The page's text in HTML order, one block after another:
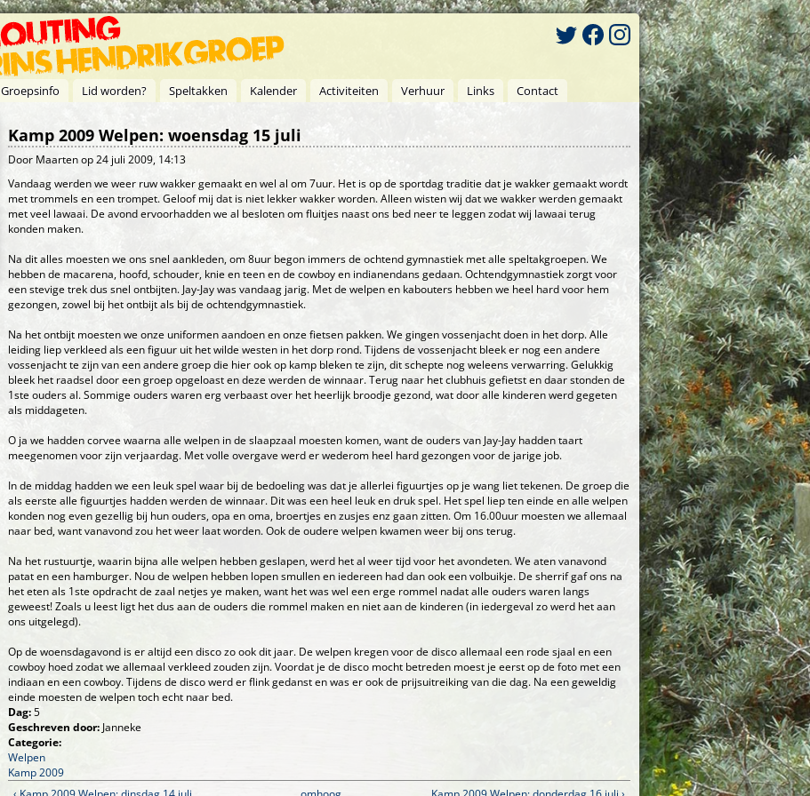
Groepsinfo Lid worden? Speltakken Kalender Activiteiten Verhuur Links Contact
Kamp 2009 Welpen: woensdag 15 juli
Door Maartenop 24 juli 2009, 14:13
Vandaag werden we weer ruw wakker gemaakt en wel al om 7uur. Het is op de sportdag traditie dat je wakker gemaakt wordt
met trommels en een trompet. Geloof mij dat is niet lekker wakker worden. Alleen wisten wij dat we wakker werden gemaakt
met veel lawaai. De avond ervoorhadden we al besloten om fluitjes naast ons bed neer te leggen zodat wij lawaai terug
konden maken.
Na dit alles moesten we ons snel aankleden, om 8uur begon immers de ochtend gymnastiek met alle speltakgroepen. We
hebben de macarena, hoofd, schouder, knie en teen en de cowboy en indianendans gedaan. Ochtendgymnastiek zorgt voor
een stevige trek dus snel ontbijten. Jay-Jay was vandaag jarig. Met de welpen en kabouters hebben we heel hard voor hem
gezongen, zowel bij het ontbijt als bij de ochtendgymnastiek.
Na het ontbijt moesten we onze uniformen aandoen en onze fietsen pakken. We gingen vossenjacht doen in het dorp. Alle
leiding liep verkleed als een figuur uit het wilde westen in het dorp rond. Tijdens de vossenjacht bleek er nog een andere
vossenjacht te zijn van een andere groep die hier ook op kamp bleken te zijn, dit schepte nog weleens verwarring. Gelukkig
bleek het raadsel door een groep opgeloast en deze werden de winnaar. Terug naar het clubhuis gefietst en daar stonden de
1ste ouders al. Sommige ouders waren erg verbaast over het heerlijk broodje gezond, wat door alle kinderen werd gegeten
als middageten.
O ja we hadden corvee waarna alle welpen in de slaapzaal moesten komen, want de ouders van Jay-Jay hadden taart
meegenomen voor zijn verjaardag. Met volle overgave werd er wederom heel hard gezongen voor de jarige job.
In de middag hadden we een leuk spel waar bij de bedoeling was dat je allerlei figuurtjes op je wang liet tekenen. De groep die
als eerste alle figuurtjes hadden werden de winnaar. Dit was een heel leuk en druk spel. Het spel liep ten einde en alle welpen
konden nog even gezellig bij hun ouders, opa en oma, broertjes en zusjes enz gaan zitten. Om 16.00uur moesten we allemaal
naar bed, want vanavond zou het weer laat worden. Ook de oudere welpen kwamen weer bij ons terug.
Na het rustuurtje, waarin bijna alle welpen hebben geslapen, werd het al weer tijd voor het avondeten. We aten vanavond
patat en een hamburger. Nou de welpen hebben lopen smullen en iedereen had dan ook een volbuikje. De sherrif gaf ons na
het eten als 1ste opdracht de zaal netjes ye maken, want het was wel een erge rommel nadat alle ouders waren langs
geweest! Zoals u leest ligt het dus aan de ouders die rommel maken en niet aan de kinderen (in iedergeval zo werd het aan
ons uitgelegd).
Op de woensdagavond is er altijd een disco zo ook dit jaar. De welpen kregen voor de disco allemaal een rode sjaal en een
cowboy hoed zodat we allemaal verkleed zouden zijn. Voordat je de disco mocht betreden moest je eerst op de foto met een
indiaan en een cowboy. Tijdens de disco werd er flink gedanst en was er ook de prijsuitreiking van die dag. Na een geweldig
einde moesten de welpen toch echt naar bed.
Dag:5
Geschreven door: Janneke
Categorie:
Welpen
Kamp 2009